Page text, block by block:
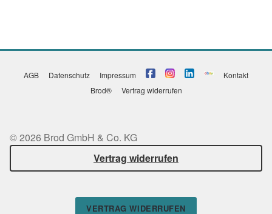
AGB Datenschutz Impressum
Kontakt
Brod®
Vertrag widerrufen
© 2026 Brod GmbH & Co. KG
Vertrag widerrufen
VERTRAG WIDERRUFEN